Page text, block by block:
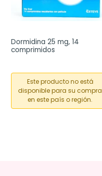
Dormidina 25 mg, 14
comprimidos
Este producto no está
disponible para su compra
en este país o región.